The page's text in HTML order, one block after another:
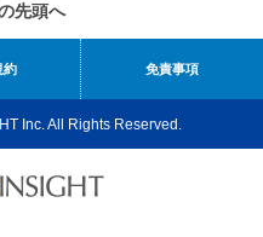
先頭へ
約 免責事項
Inc. All Rights Reserved.